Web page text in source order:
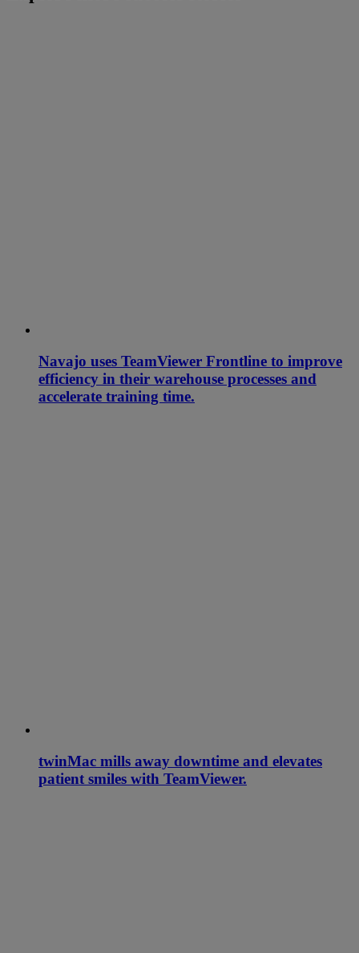
Navajo uses TeamViewer Frontline to improve
efficiency in their warehouse processes and
accelerate training time.
twinMac mills away downtime and elevates
patient smiles with TeamViewer.